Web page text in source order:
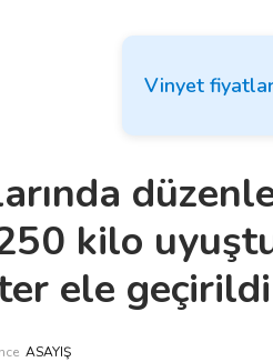
Vinyet
kilo
ele geçirildi
ASAYIŞ